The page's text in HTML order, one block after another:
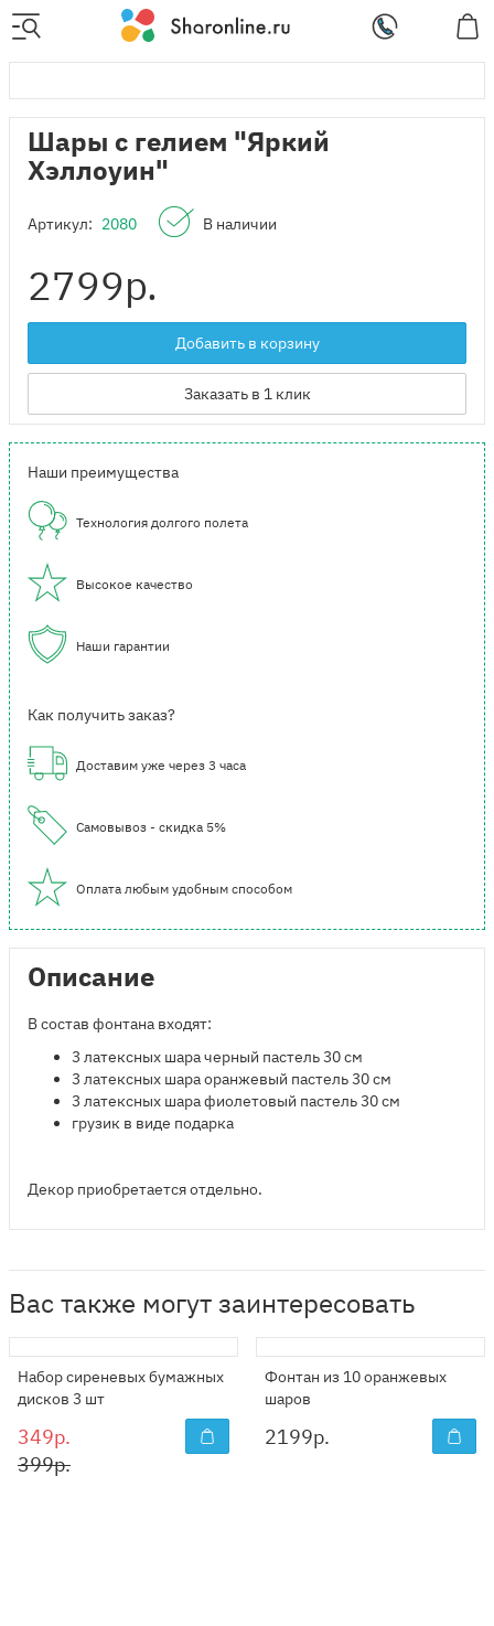
Шары с гелием "Яркий
Хэллоуин"
Артикул: 2080 В наличии
2799р.
Добавить в корзину
Заказать в 1 клик
Наши преимущества
Технология долгого полета
Высокое качество
Наши гарантии
Как получить заказ?
Доставим уже через 3 часа
Самовывоз - скидка 5%
Оплата любым удобным способом
Описание
В состав фонтана входят:
​3 латексных шара черный пастель 30 см
3 латексных шара оранжевый пастель 30 см
3 латексных шара фиолетовый пастель 30 см
грузик в виде подарка
Декор приобретается отдельно.
Вас также могут заинтересовать
Набор сиреневых бумажных
дисков 3 шт
349р.
399р.
Фонтан из 10 оранжевых
шаров
2199р.